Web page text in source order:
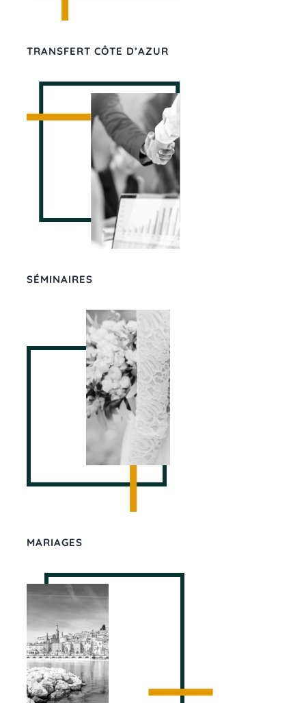
TRANSFERT CÔTE D’AZUR
SÉMINAIRES
MARIAGES